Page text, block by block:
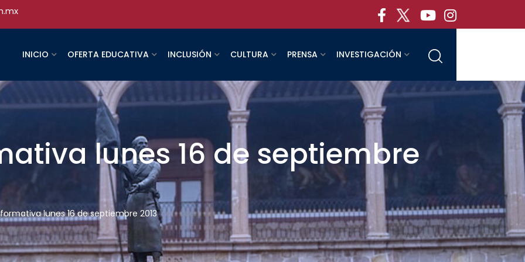
INICIO OFERTA EDUCATIVA INCLUSIÓN CULTURA PRENSA INVESTIGACIÓN
lunes 16 de septiembre
lunes 16 de septiembre 2013